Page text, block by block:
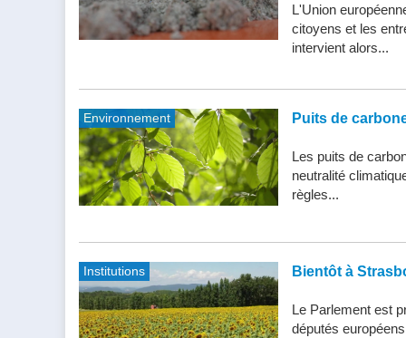
L'Union
citoyens et les
intervient alors...
Environnement Puits de
Les puits de
neutralité
règles...
Institutions Bientôt à
Le Parlement est
députés